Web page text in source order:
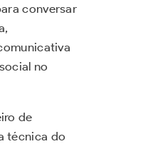
conversar
no
de
técnica do